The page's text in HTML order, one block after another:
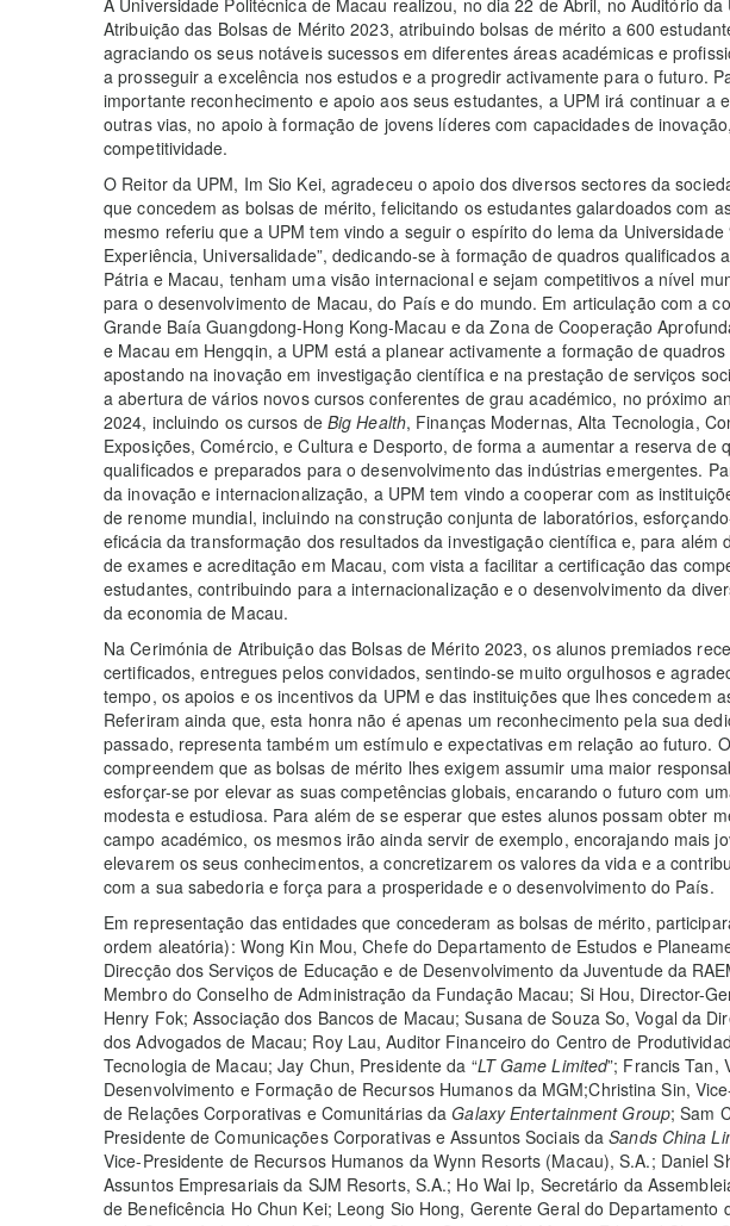
A Universidade Politécnica de Macau realizou, no dia 22 de Abril, no Auditório
Atribuição das Bolsas de Mérito 2023, atribuindo bolsas de mérito a 600
agraciando os seus notáveis sucessos em diferentes áreas académicas e
a prosseguir a excelência nos estudos e a progredir activamente para o futuro.
importante reconhecimento e apoio aos seus estudantes, a UPM irá continuar a
outras vias, no apoio à formação de jovens líderes com capacidades de
competitividade.
O Reitor da UPM, Im Sio Kei, agradeceu o apoio dos diversos sectores da
que concedem as bolsas de mérito, felicitando os estudantes galardoados com
mesmo referiu que a UPM tem vindo a seguir o espírito do lema da Universidade
Experiência, Universalidade”, dedicando-se à formação de quadros qualificados
Pátria e Macau, tenham uma visão internacional e sejam competitivos a nível
para o desenvolvimento de Macau, do País e do mundo. Em articulação com a
Grande Baía Guangdong-Hong Kong-Macau e da Zona de Cooperação
e Macau em Hengqin, a UPM está a planear activamente a formação de
apostando na inovação em investigação científica e na prestação de serviços
a abertura de vários novos cursos conferentes de grau académico, no próximo
2024, incluindo os cursos de Big Health, Finanças Modernas, Alta Tecnologia,
Exposições, Comércio, e Cultura e Desporto, de forma a aumentar a reserva de
qualificados e preparados para o desenvolvimento das indústrias emergentes.
da inovação e internacionalização, a UPM tem vindo a cooperar com as
de renome mundial, incluindo na construção conjunta de laboratórios,
eficácia da transformação dos resultados da investigação científica e, para além
de exames e acreditação em Macau, com vista a facilitar a certificação das
estudantes, contribuindo para a internacionalização e o desenvolvimento da
da economia de Macau.
Na Cerimónia de Atribuição das Bolsas de Mérito 2023, os alunos premiados
certificados, entregues pelos convidados, sentindo-se muito orgulhosos e
tempo, os apoios e os incentivos da UPM e das instituições que lhes concedem
Referiram ainda que, esta honra não é apenas um reconhecimento pela sua
passado, representa também um estímulo e expectativas em relação ao futuro.
compreendem que as bolsas de mérito lhes exigem assumir uma maior
esforçar-se por elevar as suas competências globais, encarando o futuro com
modesta e estudiosa. Para além de se esperar que estes alunos possam obter
campo académico, os mesmos irão ainda servir de exemplo, encorajando mais
elevarem os seus conhecimentos, a concretizarem os valores da vida e a
com a sua sabedoria e força para a prosperidade e o desenvolvimento do País.
Em representação das entidades que concederam as bolsas de mérito,
ordem aleatória): Wong Kin Mou, Chefe do Departamento de Estudos e
Direcção dos Serviços de Educação e de Desenvolvimento da Juventude da
Membro do Conselho de Administração da Fundação Macau; Si Hou, Director-
Henry Fok; Associação dos Bancos de Macau; Susana de Souza So, Vogal da
dos Advogados de Macau; Roy Lau, Auditor Financeiro do Centro de
Tecnologia de Macau; Jay Chun, Presidente da “LT Game Limited”; Francis Tan,
Desenvolvimento e Formação de Recursos Humanos da MGM;Christina Sin,
de Relações Corporativas e Comunitárias daGalaxy Entertainment Group; Sam
Presidente de Comunicações Corporativas e Assuntos Sociais daSands China
Vice-Presidente de Recursos Humanos da Wynn Resorts (Macau), S.A.; Daniel
Assuntos Empresariais da SJM Resorts, S.A.; Ho Wai Ip, Secretário da
de Beneficência Ho Chun Kei; Leong Sio Hong, Gerente Geral do Departamento